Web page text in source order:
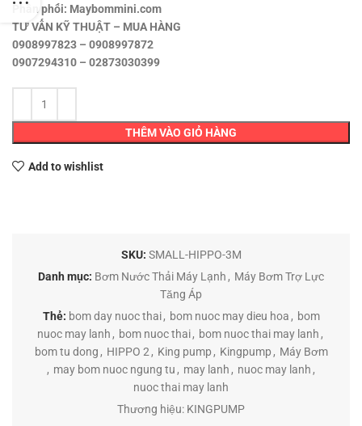
Phân phối: Maybommini.com
TƯ VẤN KỸ THUẬT – MUA HÀNG
0908997823 – 0908997872
0907294310 – 02873030399
THÊM VÀO GIỎ HÀNG
Add to wishlist
SKU: SMALL-HIPPO-3M
Danh mục: Bơm Nước Thải Máy Lạnh , Máy Bơm Trợ Lực
Tăng Áp
Thẻ: bom day nuoc thai , bom nuoc may dieu hoa , bom
nuoc may lanh , bom nuoc thai, bom nuoc thai may lanh ,
bom tu dong , HIPPO 2 , King pump , Kingpump , Máy Bơm
, may bom nuoc ngung tu , may lanh , nuoc may lanh ,
nuoc thai may lanh
Thương hiệu: KINGPUMP